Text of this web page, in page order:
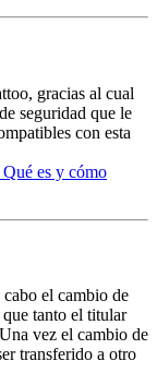
gracias al cual
seguridad que le
con esta
es y cómo
el cambio de
tanto el titular
vez el cambio de
transferido a otro